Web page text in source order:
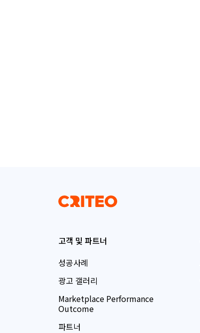
고객 및 파트너
성공사례
광고 갤러리
Marketplace Performance
Outcome
파트너